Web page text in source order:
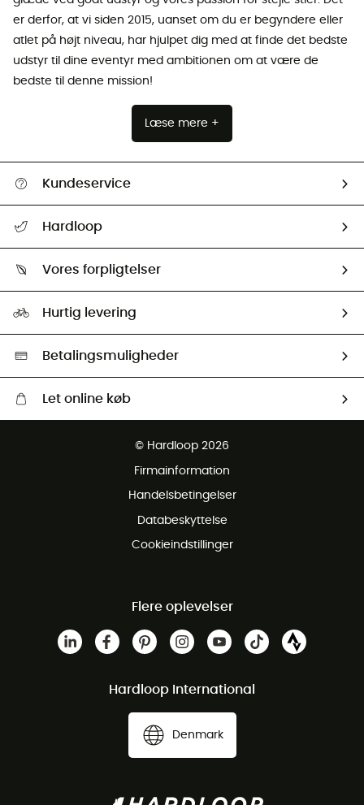
er derfor, at vi siden 2015, uanset om du er begyndere eller
atlet på højt niveau, har hjulpet dig med at finde det bedste
udstyr til dine eventyr med ambitionen om at være de
bedste til denne mission!
Læse mere +
Kundeservice
Returnering & Tilbagebetaling
Hardloop
Our ambassadors
Vores forpligtelser
HardGreen Udvalg
Hurtig levering
Betalingsmuligheder
Let online køb
© Hardloop 2026
Firmainformation
Handelsbetingelser
Databeskyttelse
Cookieindstillinger
Flere oplevelser
Hardloop International
Denmark